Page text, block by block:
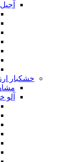
خشکبار